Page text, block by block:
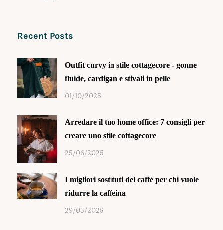
Recent Posts
Outfit curvy in stile cottagecore - gonne
fluide, cardigan e stivali in pelle
01/10/2025
Arredare il tuo home office: 7 consigli per
creare uno stile cottagecore
25/06/2025
I migliori sostituti del caffè per chi vuole
ridurre la caffeina
29/05/2025